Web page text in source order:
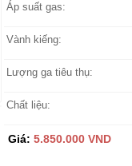
Áp suất gas:
Vành kiếng:
Lượng ga tiêu thụ:
Chất liệu:
Giá: 5.850.000 VND